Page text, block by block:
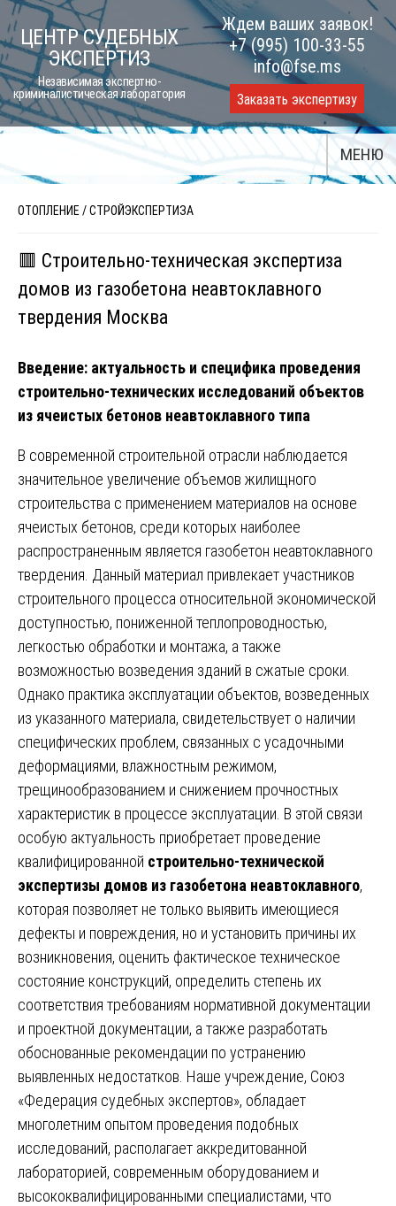
Skip
to
content
ЦЕНТР СУДЕБНЫХ
ЭКСПЕРТИЗ
Независимая экспертно-
криминалистическая лаборатория
Ждем ваших заявок!
+7 (995) 100-33-55
info@fse.ms
Заказать экспертизу
МЕНЮ
ОТОПЛЕНИЕ/СТРОЙЭКСПЕРТИЗА
🟥 Строительно-техническая экспертиза
домов из газобетона неавтоклавного
твердения Москва
Введение: актуальность и специфика проведения
строительно-технических исследований объектов
из ячеистых бетонов неавтоклавного типа
В современной строительной отрасли наблюдается
значительное увеличение объемов жилищного
строительства с применением материалов на основе
ячеистых бетонов, среди которых наиболее
распространенным является газобетон неавтоклавного
твердения. Данный материал привлекает участников
строительного процесса относительной экономической
доступностью, пониженной теплопроводностью,
легкостью обработки и монтажа, а также
возможностью возведения зданий в сжатые сроки.
Однако практика эксплуатации объектов, возведенных
из указанного материала, свидетельствует о наличии
специфических проблем, связанных с усадочными
деформациями, влажностным режимом,
трещинообразованием и снижением прочностных
характеристик в процессе эксплуатации. В этой связи
особую актуальность приобретает проведение
квалифицированной строительно-технической
экспертизы домов из газобетона неавтоклавного,
которая позволяет не только выявить имеющиеся
дефекты и повреждения, но и установить причины их
возникновения, оценить фактическое техническое
состояние конструкций, определить степень их
соответствия требованиям нормативной документации
и проектной документации, а также разработать
обоснованные рекомендации по устранению
выявленных недостатков. Наше учреждение, Союз
«Федерация судебных экспертов», обладает
многолетним опытом проведения подобных
исследований, располагает аккредитованной
лабораторией, современным оборудованием и
высококвалифицированными специалистами, что